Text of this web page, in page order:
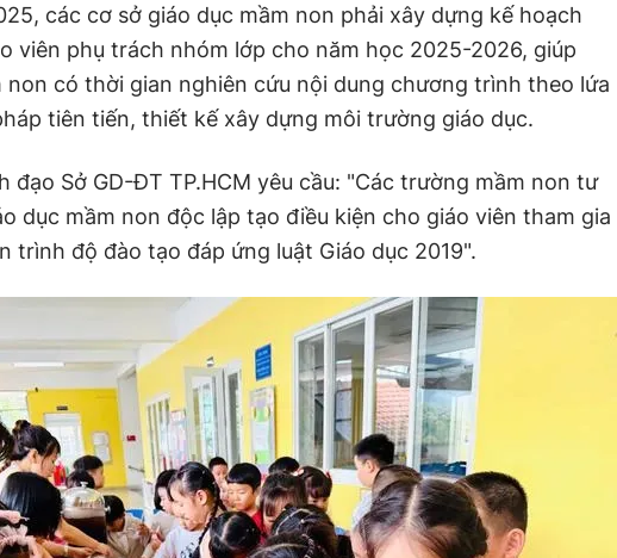
các cơ sở giáo dục mầm non phải xây dựng kế hoạch
viên phụ trách nhóm lớp cho năm học 2025-2026, giúp
non có thời gian nghiên cứu nội dung chương trình theo lứa
tiên tiến, thiết kế xây dựng môi trường giáo dục.
đạo Sở GD-ĐT TP.HCM yêu cầu: "Các trường mầm non tư
dục mầm non độc lập tạo điều kiện cho giáo viên tham gia
trình độ đào tạo đáp ứng luật Giáo dục 2019".